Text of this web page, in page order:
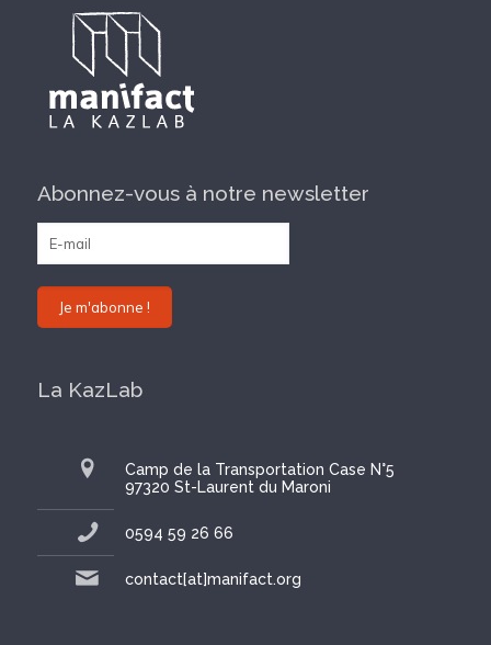
Abonnez-vous à notre newsletter
La KazLab
Camp de la Transportation Case N°5
97320 St-Laurent du Maroni
0594 59 26 66
contact[at]manifact.org